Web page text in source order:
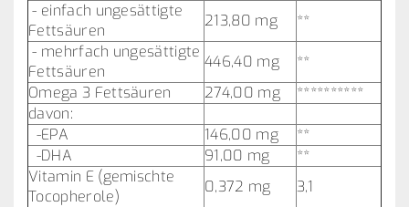
- einfach ungesättigte
Fettsäuren
213,80 mg
**
- mehrfach ungesättigte
Fettsäuren
446,40 mg
**
Omega 3 Fettsäuren
274,00 mg
**********
davon:
-EPA
146,00 mg
**
-DHA
91,00 mg
**
Vitamin E (gemischte
Tocopherole)
0,372 mg
3,1